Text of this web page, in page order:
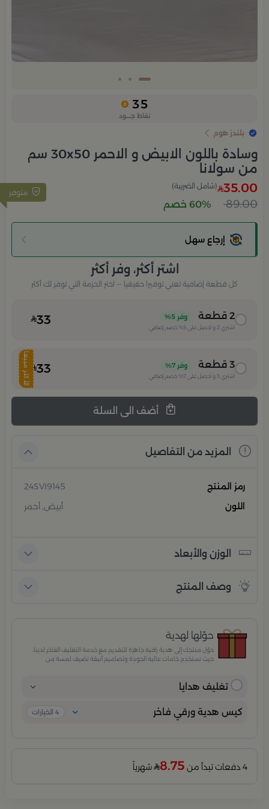
35
نقاط جــــود
بلندز هوم
وسادة باللون الابيض و الاحمر 30x50 سم
من سولانا
متوفر 35.00 (شامل الضريبة)
89.00 60% خصم
إرجاع سهل
اشتر أكثر، وفر أكثر
كل قطعة إضافية تعني توفيرا حقيقيا — اختر الحزمة التي توفر لك أكثر
2 قطعة وفر 5%
اشتري 2 و احصل على 5% خصم إضافي 33
الأكثر مبيعا 3 قطعة وفر 7%
اشتري 3 و احصل على 7% خصم إضافي 33
المزيد من التفاصيل
رمز المنتج
24SVI9145
اللون
أبيض, أحمر
الوزن والأبعاد
وصف المنتج
حوّلها لهدية
حوّل منتجك إلى هدية راقية جاهزة للتقديم مع خدمة التغليف الفاخر لدينا،
حيث نستخدم خامات عالية الجودة وتصاميم أنيقة تضيف لمسة من
تغليف هدايا
كيس هدية ورقي فاخر 4 الخيارات
4 دفعات تبدأ من 8.75 شهرياً